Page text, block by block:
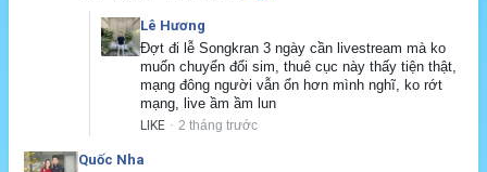
Lê Hương
Đợt đi lễ Songkran 3 ngày cần livestream mà ko
muốn chuyển đổi sim, thuê cục này thấy tiện thật,
mạng đông người vẫn ổn hơn mình nghĩ, ko rớt
mạng, live ầm ầm lun
LIKE · 2 tháng trước
Quốc Nha